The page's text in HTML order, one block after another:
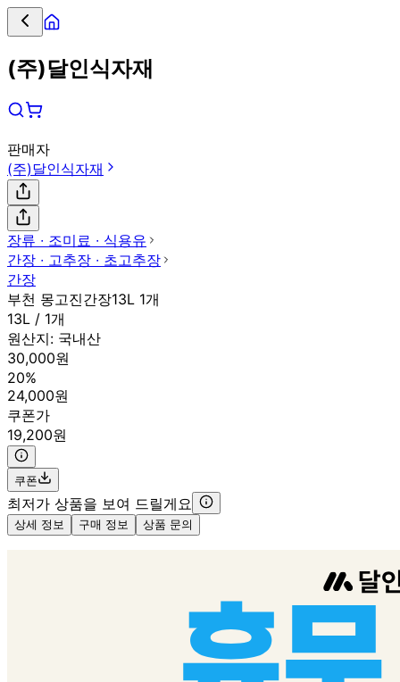
(주)달인식자재
판매자
(주)달인식자재
장류 ∙ 조미료 ∙ 식용유
간장 ∙ 고추장 ∙ 초고추장
간장
부천 몽고진간장13L 1개
13L / 1개
원산지: 국내산
30,000원
20%
24,000원
쿠폰가
19,200원
쿠폰
최저가 상품을 보여 드릴게요
상세 정보 구매 정보 상품 문의